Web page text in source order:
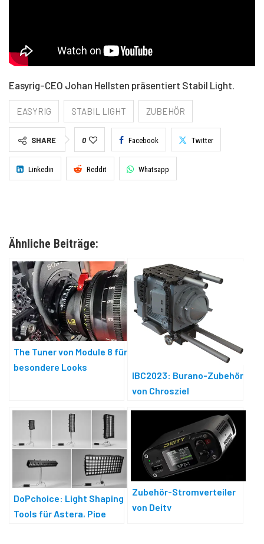
Easyrig-CEO Johan Hellsten präsentiert Stabil Light.
EASYRIG STABIL LIGHT ZUBEHÖR
SHARE 0 Facebook Twitter
Linkedin Reddit Whatsapp
Ähnliche Beiträge:
The Tuner von Module 8 für
besondere Looks
IBC2023: Burano-Zubehör
von Chrosziel
DoPchoice: Light Shaping
Tools für Astera, Pipe
Zubehör-Stromverteiler
von Deity